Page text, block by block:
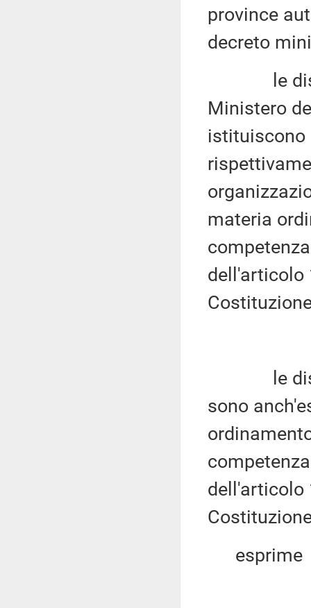
province
decreto
le
Ministero
istituiscono
materia
dell'articolo
le
sono
dell'articolo
esprime